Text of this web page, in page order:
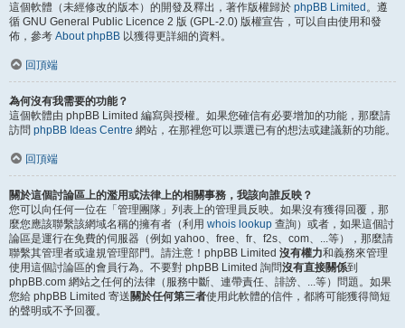
這個軟體（未經修改的版本）的開發及釋出，著作版權歸於 phpBB Limited 。遵
循 GNU General Public Licence 2 版 (GPL-2.0) 版權宣告，可以自由使用和發
佈，參考 About phpBB 以獲得更詳細的資料。
回頂端
為何沒有我需要的功能？
這個軟體由 phpBB Limited 編寫與授權。如果您確信有必要增加的功能，那麼請
訪問 phpBB Ideas Centre 網站，在那裡您可以票選已有的想法或建議新的功能。
回頂端
關於這個討論區上的濫用或法律上的相關事務，我該向誰反映？
您可以向任何一位在「管理團隊」列表上的管理員反映。如果沒有獲得回覆，那
麼您應該聯繫該網域名稱的擁有者（利用 whois lookup 查詢）或者，如果這個討
論區是運行在免費的伺服器（例如 yahoo、free、fr、f2s、com、...等），那麼請
聯繫其管理者或違規管理部門。請注意！phpBB Limited 沒有權力和義務來管理
使用這個討論區的會員行為。不要對 phpBB Limited 詢問沒有直接關係到
phpBB.com 網站之任何的法律（服務中斷、連帶責任、誹謗、...等）問題。如果
您給 phpBB Limited 寄送關於任何第三者使用此軟體的信件，都將可能獲得簡短
的聲明或不予回覆。